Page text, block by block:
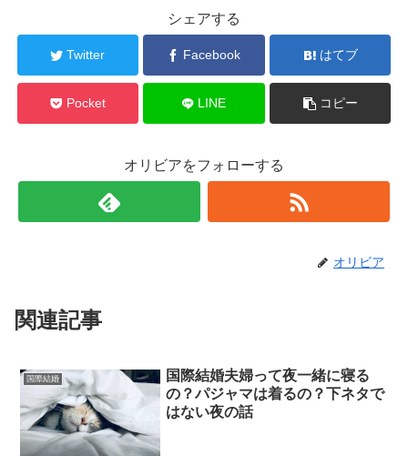
シェアする
Twitter Facebook はてブ
Pocket LINE コピー
オリビアをフォローする
オリビア
関連記事
国際結婚
国際結婚夫婦って夜一緒に寝る
の？パジャマは着るの？下ネタで
はない夜の話